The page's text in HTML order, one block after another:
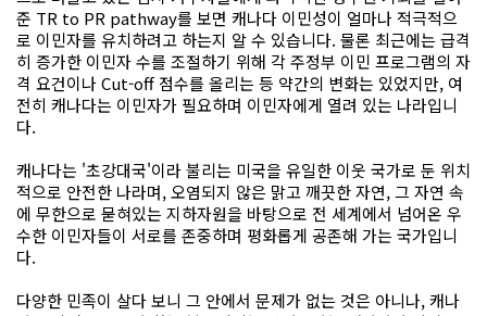
준 TR to PR pathway를 보면 캐나다 이민성이 얼마나 적극적으
로 이민자를 유치하려고 하는지 알 수 있습니다. 물론 최근에는 급격
히 증가한 이민자 수를 조절하기 위해 각 주정부 이민 프로그램의 자
격 요건이나 Cut-off 점수를 올리는 등 약간의 변화는 있었지만, 여
전히 캐나다는 이민자가 필요하며 이민자에게 열려 있는 나라입니
다.
캐나다는 '초강대국'이라 불리는 미국을 유일한 이웃 국가로 둔 위치
적으로 안전한 나라며, 오염되지 않은 맑고 깨끗한 자연, 그 자연 속
에 무한으로 묻혀있는 지하자원을 바탕으로 전 세계에서 넘어온 우
수한 이민자들이 서로를 존중하며 평화롭게 공존해 가는 국가입니
다.
다양한 민족이 살다 보니 그 안에서 문제가 없는 것은 아니나, 캐나